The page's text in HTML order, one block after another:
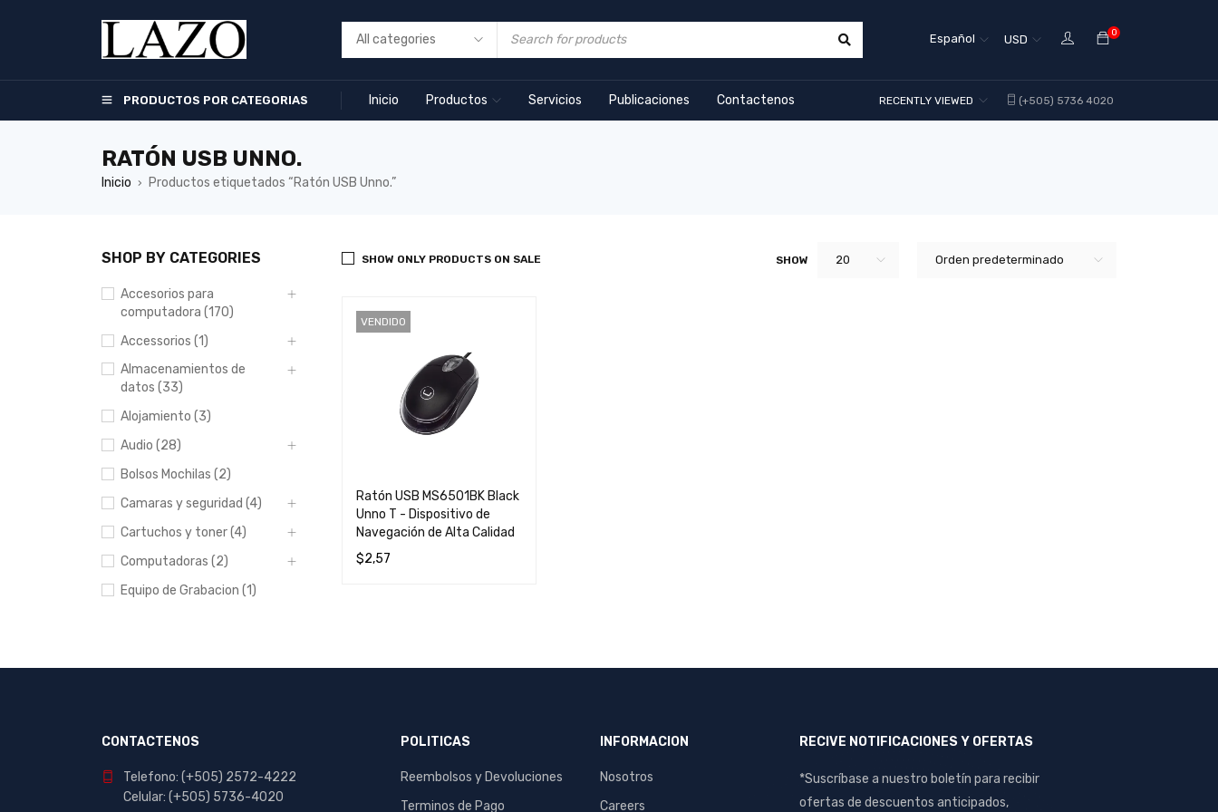
0
USD
Español
PRODUCTOS POR CATEGORIAS Inicio Productos Servicios Publicaciones Contactenos (+505) 5736 4020
RECENTLY VIEWED
RATÓN USB UNNO.
Inicio › Productos etiquetados “Ratón USB Unno.”
SHOP BY CATEGORIES
Accesorios para
computadora (170)
Accessorios (1)
Almacenamientos de
datos (33)
Alojamiento (3)
Audio (28)
Bolsos Mochilas (2)
Camaras y seguridad (4)
Cartuchos y toner (4)
Computadoras (2)
Equipo de Grabacion (1)
Muebles (1)
Portables y
Orden predeterminado
SHOW 20
SHOW ONLY PRODUCTS ON SALE
VENDIDO
Ratón USB MS6501BK Black
Unno T - Dispositivo de
Navegación de Alta Calidad
$2,57
CONTACTENOS
Telefono: (+505) 2572-4222
Celular: (+505) 5736-4020
POLITICAS
Reembolsos y Devoluciones
Terminos de Pago
INFORMACION
Nosotros
Careers
RECIVE NOTIFICACIONES Y OFERTAS
*Suscríbase a nuestro boletín para recibir
ofertas de descuentos anticipados,